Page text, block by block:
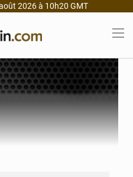
2026 à 10h20 GMT